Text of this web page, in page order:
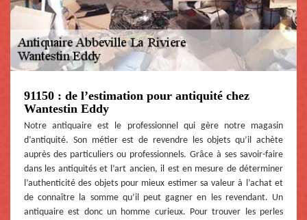
91150 : de l’estimation pour antiquité chez
Wantestin Eddy
Notre antiquaire est le professionnel qui gère notre magasin
d’antiquité. Son métier est de revendre les objets qu’il achète
auprès des particuliers ou professionnels. Grâce à ses savoir-faire
dans les antiquités et l’art ancien, il est en mesure de déterminer
l’authenticité des objets pour mieux estimer sa valeur à l’achat et
de connaître la somme qu’il peut gagner en les revendant. Un
antiquaire est donc un homme curieux. Pour trouver les perles